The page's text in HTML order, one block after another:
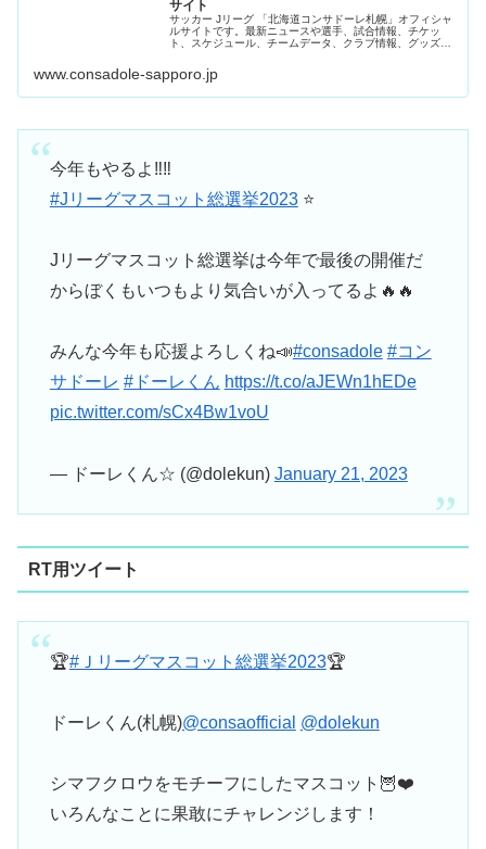
サイト
サッカー Jリーグ 「北海道コンサドーレ札幌」オフィシャ
ルサイトです。最新ニュースや選手、試合情報、チケッ
ト、スケジュール、チームデータ、クラブ情報、グッズ、
役立つ情報を日々お届けしていま...
www.consadole-sapporo.jp
今年もやるよ‼︎‼︎
#Jリーグマスコット総選挙2023⭐️
Jリーグマスコット総選挙は今年で最後の開催だ
からぼくもいつもより気合いが入ってるよ🔥🔥
みんな今年も応援よろしくね📣#consadole #コン
サドーレ #ドーレくん https://t.co/aJEWn1hEDe
pic.twitter.com/sCx4Bw1voU
— ドーレくん☆ (@dolekun) January 21, 2023
RT用ツイート
🏆#Ｊリーグマスコット総選挙2023🏆
ドーレくん(札幌)@consaofficial @dolekun
シマフクロウをモチーフにしたマスコット🦉❤️
いろんなことに果敢にチャレンジします！